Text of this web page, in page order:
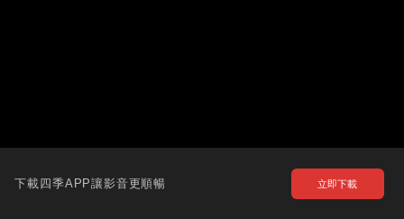
下載四季APP讓影音更順暢 立即下載